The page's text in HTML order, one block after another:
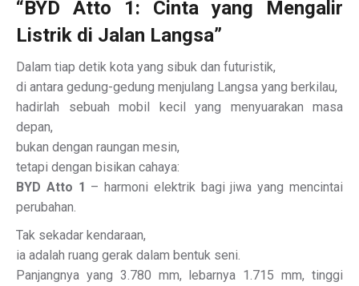
“BYD Atto 1: Cinta yang Mengalir
Listrik di Jalan Langsa”
Dalam tiap detik kota yang sibuk dan futuristik,
di antara gedung-gedung menjulang Langsa yang berkilau,
hadirlah sebuah mobil kecil yang menyuarakan masa
depan,
bukan dengan raungan mesin,
tetapi dengan bisikan cahaya:
BYD Atto 1 – harmoni elektrik bagi jiwa yang mencintai
perubahan.
Tak sekadar kendaraan,
ia adalah ruang gerak dalam bentuk seni.
Panjangnya yang 3.780 mm, lebarnya 1.715 mm, tinggi